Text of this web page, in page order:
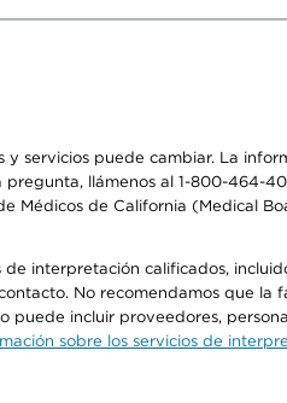
servicios puede cambiar. La
llámenos al 1-800-464-
Médicos de California (Medical
interpretación calificados,
No recomendamos que la
puede incluir proveedores,
sobre los servicios de